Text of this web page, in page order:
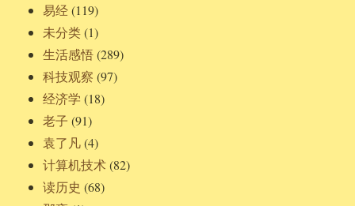
易经(119)
未分类(1)
生活感悟(289)
科技观察 (97)
经济学 (18)
老子 (91)
袁了凡(4)
计算机技术(82)
读历史 (68)